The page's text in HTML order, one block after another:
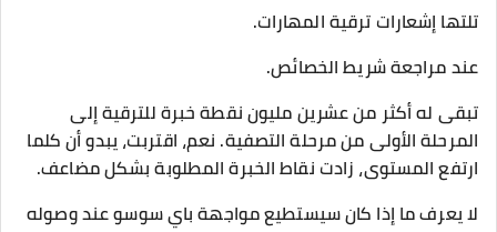
تلتها إشعارات ترقية المهارات.
عند مراجعة شريط الخصائص.
تبقى له أكثر من عشرين مليون نقطة خبرة للترقية إلى
المرحلة الأولى من مرحلة التصفية. نعم، اقتربت، يبدو أن كلما
ارتفع المستوى، زادت نقاط الخبرة المطلوبة بشكل مضاعف.
لا يعرف ما إذا كان سيستطيع مواجهة باي سوسو عند وصوله